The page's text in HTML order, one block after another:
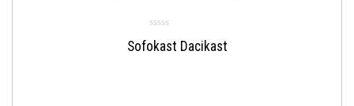
Sofokast Dacikast